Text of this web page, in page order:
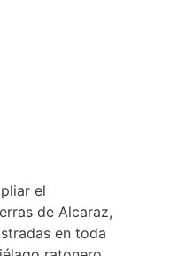
el
de Alcaraz,
en toda